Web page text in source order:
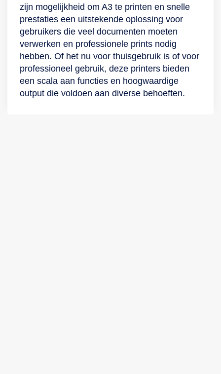
zijn mogelijkheid om A3 te printen en snelle
prestaties een uitstekende oplossing voor
gebruikers die veel documenten moeten
verwerken en professionele prints nodig
hebben. Of het nu voor thuisgebruik is of voor
professioneel gebruik, deze printers bieden
een scala aan functies en hoogwaardige
output die voldoen aan diverse behoeften.